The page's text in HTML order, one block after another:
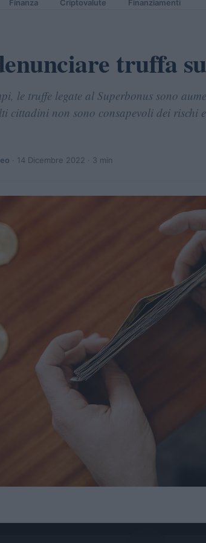
Finanza Criptovalute Finanziamenti
truffa
le truffe legate al Superbonus sono
cittadini non sono consapevoli dei rischi
· 14 Dicembre 2022 · 3 min